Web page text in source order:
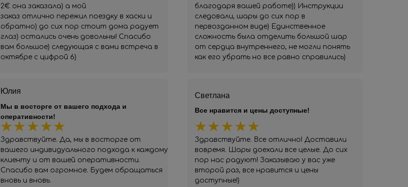
Юлия
Здравствуйте. Да, мы в восторге от
вашего индивидуального подхода к каждому
клиенту и от вашей оперативности.
Спасибо вам огромное. Будем обращаться
вновь и вновь.
Мы в восторге от вашего подхода и
оперативности!
Светлана
Здравствуйте. Все отлично! Доставили
вовремя. Шары доехали все целые. До сих
пор нас радуют! Заказываю у вас уже
второй раз, все нравится и цены
доступные!)
Все нравится и цены доступные!
2€ она заказала) а мой
заказ отлично пережил поездку в хаски и
обратно) до сих пор стоит дома радует
глаз) остались очень довольны! Спасибо
вам большое) следующая с вами встреча в
октябре с цифрой 6)
благодаря вашей работе)) Инструкции
следовали, шары до сих пор в
первозданном виде) Единственное
сложность была отделить большой шар
от сердца внутреннего, не могли понять
как его убрать но все равно справились)